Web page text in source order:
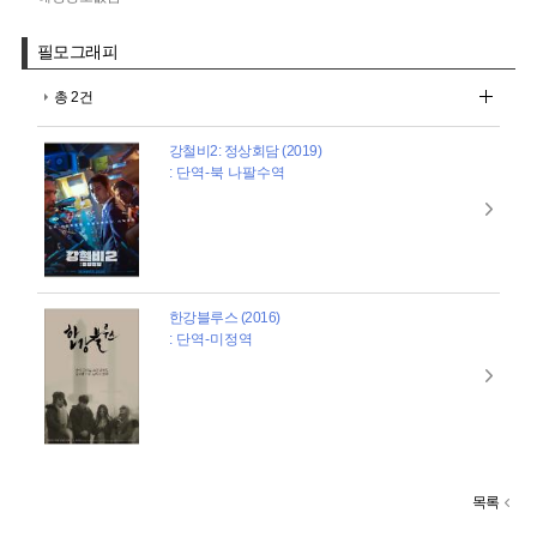
필모그래피
총 2건
강철비2: 정상회담 (2019)
: 단역-북 나팔수역
한강블루스 (2016)
: 단역-미정역
목록